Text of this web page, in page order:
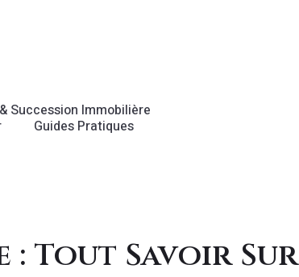
Succession Immobilière
Guides Pratiques
: Tout Savoir Sur